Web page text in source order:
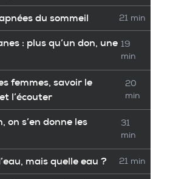
du sommeil 21 min
: plus qu’un don, une 19
min
femmes, savoir le
l’écouter
20
min
on s’en donne les
31
min
mais quelle eau ? 21 min